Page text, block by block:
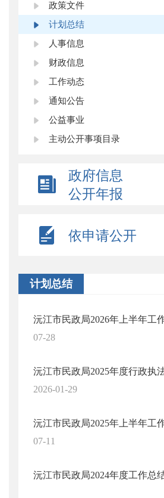
政策文件
计划总结
人事信息
财政信息
工作动态
通知公告
公益事业
主动公开事项目录
政府信息
公开年报
依申请公开
计划总结
沅江市民政局2026年上半年工
07-28
沅江市民政局2025年度行政执
2026-01-29
沅江市民政局2025年上半年工
07-11
沅江市民政局2024年度工作总